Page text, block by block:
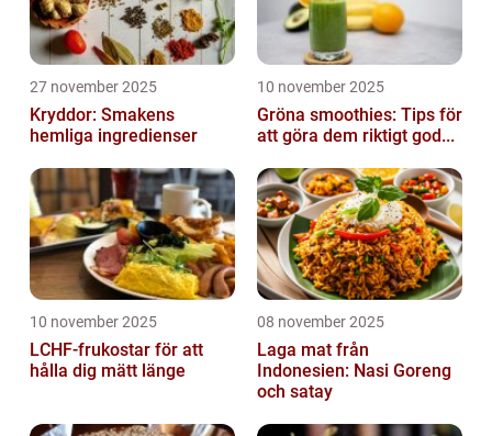
27 november 2025
Kryddor: Smakens
hemliga ingredienser
10 november 2025
Gröna smoothies: Tips för
att göra dem riktigt god...
10 november 2025
LCHF-frukostar för att
hålla dig mätt länge
08 november 2025
Laga mat från
Indonesien: Nasi Goreng
och satay